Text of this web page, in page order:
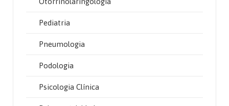
Pediatria
Pneumologia
Podologia
Psicologia Clínica